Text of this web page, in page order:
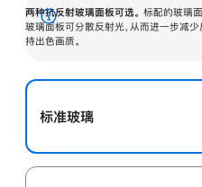
两种抗反射玻璃面板可选。 标配的玻璃
玻璃面板可分散反射光，从而进一步减
持出色画质。
展
开
标准玻璃